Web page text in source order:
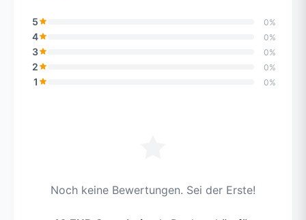
5 0%
4 0%
3 0%
2 0%
1 0%
Noch keine Bewertungen. Sei der Erste!